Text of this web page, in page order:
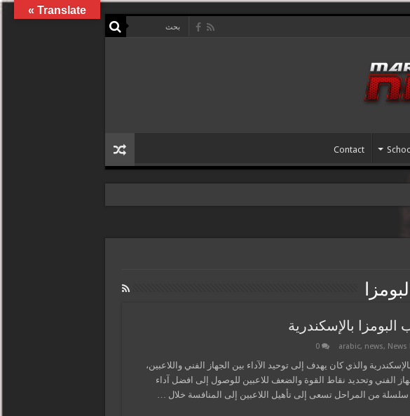
Contact
بالإسكندرية
arabic, news, News
0
والذي كان يهدف إلى توحيد الآداء بين الجهاز الفني واللاعبين،
الفني وتحديد نقاط القوة والضعف للاعبين للوصول إلى افضل آداء
من المراحل تسعى إلى تأهيل اللاعبين إلى المنافسة خلال …
Translate »